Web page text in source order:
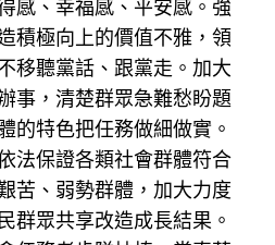
感、幸福感、平安感。強
積極向上的價值不雅，領
移聽黨話、跟黨走。加大
事，清楚群眾急難愁盼題
的特色把任務做細做實。
法保證各類社會群體符合
苦、弱勢群體，加大力度
群眾共享改造成長結果。